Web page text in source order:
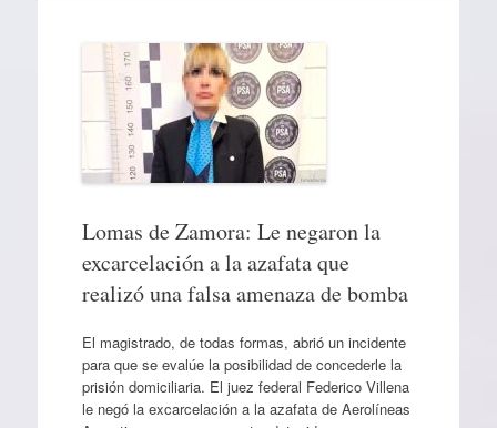
Lomas de Zamora: Le negaron la
excarcelación a la azafata que
realizó una falsa amenaza de bomba
El magistrado, de todas formas, abrió un incidente
para que se evalúe la posibilidad de concederle la
prisión domiciliaria. El juez federal Federico Villena
le negó la excarcelación a la azafata de Aerolíneas